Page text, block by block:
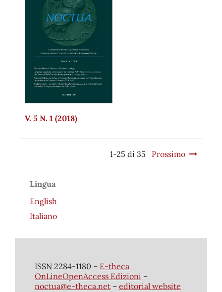
V. 5 N. 1 (2018)
1-25 di 35 Prossimo
Lingua
English
Italiano
ISSN 2284-1180 – E-theca
OnLineOpenAccess Edizioni –
noctua@e-theca.net– editorial website